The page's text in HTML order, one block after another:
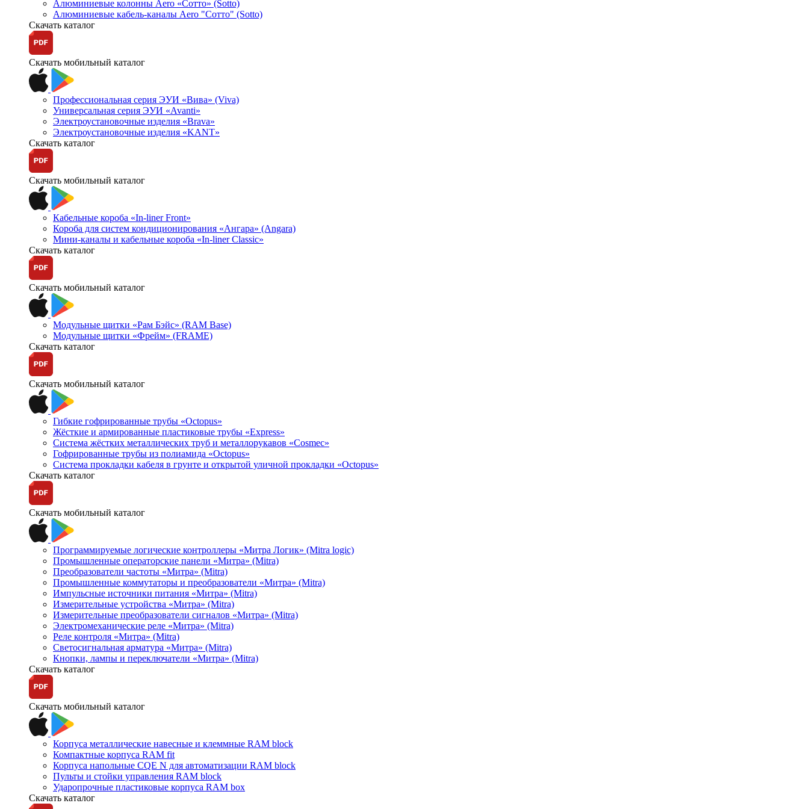
Алюминиевые колонны Aero «Сотто» (Sotto)
Алюминиевые кабель-каналы Aero "Сотто" (Sotto)
Скачать каталог
Скачать мобильный каталог
Профессиональная серия ЭУИ «Вива» (Viva)
Универсальная серия ЭУИ «Avanti»
Электроустановочные изделия «Brava»
Электроустановочные изделия «KANT»
Скачать каталог
Скачать мобильный каталог
Кабельные короба «In-liner Front»
Короба для систем кондиционирования «Ангара» (Angara)
Мини-каналы и кабельные короба «In-liner Classic»
Скачать каталог
Скачать мобильный каталог
Модульные щитки «Рам Бэйс» (RAM Base)
Модульные щитки «Фрейм» (FRAME)
Скачать каталог
Скачать мобильный каталог
Гибкие гофрированные трубы «Octopus»
Жёсткие и армированные пластиковые трубы «Express»
Система жёстких металлических труб и металлорукавов «Cosmec»
Гофрированные трубы из полиамида «Octopus»
Система прокладки кабеля в грунте и открытой уличной прокладки «Octopus»
Скачать каталог
Скачать мобильный каталог
Программируемые логические контроллеры «Митра Логик» (Mitra logic)
Промышленные операторские панели «Митра» (Mitra)
Преобразователи частоты «Митра» (Mitra)
Промышленные коммутаторы и преобразователи «Митра» (Mitra)
Импульсные источники питания «Митра» (Mitra)
Измерительные устройства «Митра» (Mitra)
Измерительные преобразователи сигналов «Митра» (Mitra)
Электромеханические реле «Митра» (Mitra)
Реле контроля «Митра» (Mitra)
Светосигнальная арматура «Митра» (Mitra)
Кнопки, лампы и переключатели «Митра» (Mitra)
Скачать каталог
Скачать мобильный каталог
Корпуса металлические навесные и клеммные RAM block
Компактные корпуса RAM fit
Корпуса напольные CQE N для автоматизации RAM block
Пульты и стойки управления RAM block
Ударопрочные пластиковые корпуса RAM box
Скачать каталог